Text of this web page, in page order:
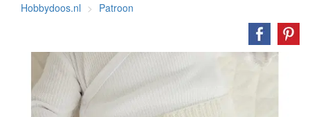
Hobbydoos.nl Patroon